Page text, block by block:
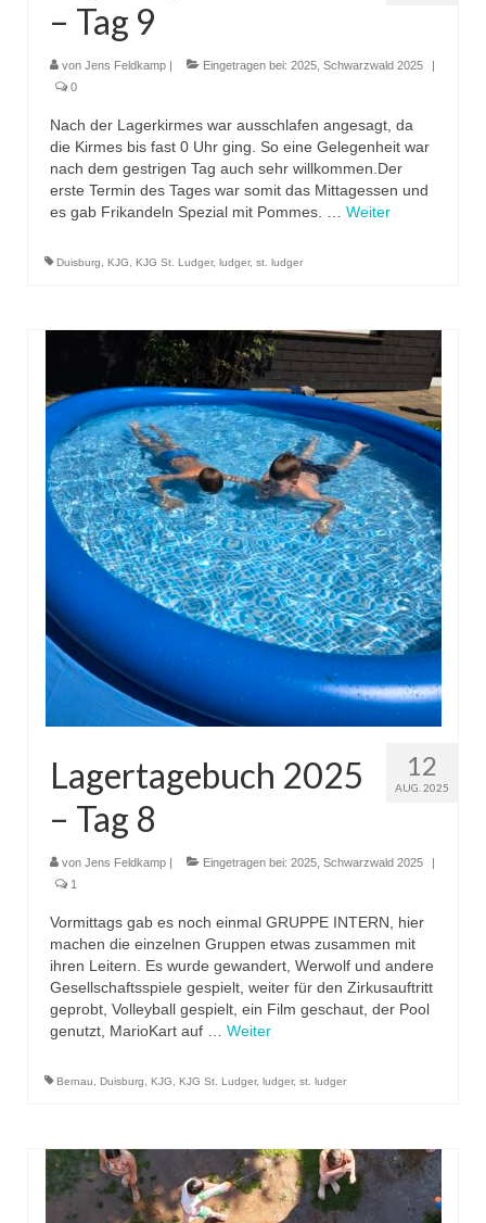
– Tag 9
von Jens Feldkamp | Eingetragen bei: 2025 Schwarzwald 2025
|
0
Nach der Lagerkirmes war ausschlafen angesagt, da
die Kirmes bis fast 0 Uhr ging. So eine Gelegenheit war
nach dem gestrigen Tag auch sehr willkommen.Der
erste Termin des Tages war somit das Mittagessen und
es gab Frikandeln Spezial mit Pommes. … Weiter
Duisburg KJG KJG St. Ludger, ludger, st. ludger
12
AUG. 2025
Lagertagebuch 2025
– Tag 8
von Jens Feldkamp | Eingetragen bei: 2025 Schwarzwald 2025
|
1
Vormittags gab es noch einmal GRUPPE INTERN, hier
machen die einzelnen Gruppen etwas zusammen mit
ihren Leitern. Es wurde gewandert, Werwolf und andere
Gesellschaftsspiele gespielt, weiter für den Zirkusauftritt
geprobt, Volleyball gespielt, ein Film geschaut, der Pool
genutzt, MarioKart auf … Weiter
Bernau Duisburg KJG KJG St. Ludger, ludger, st. ludger